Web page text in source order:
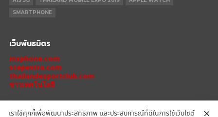
SMARTPHONE
เว็บพันธมิตร
mxphone.com
stepextra.com
thailandesportclub.com
ข่าวเทคโนโลยี
เราใช้คุกกี้เพื่อพัฒนาประสิทธิภาพ และประสบการณ์ที่ดีในการใช้เว็บไซต์